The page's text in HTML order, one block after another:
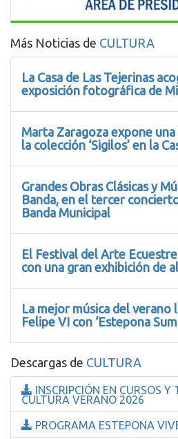
Más Noticias de CULTURA
La Casa de Las Tejerinas
exposición fotográfica de
Marta Zaragoza expone
la colección ‘Sigilos’ en la
Grandes Obras Clásicas y
Banda, en el tercer
Banda Municipal
El Festival del Arte
con una gran exhibición de
La mejor música del
Felipe VI con ‘Estepona
Descargas de CULTURA
INSCRIPCIÓN EN CURSOS Y
CULTURA VERANO 2026
PROGRAMA ESTEPONA